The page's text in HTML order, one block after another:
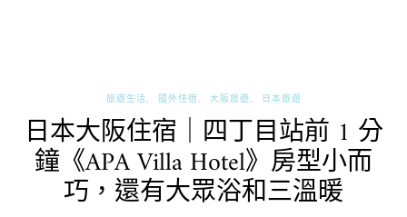
旅遊生活 國外住宿 大阪旅遊 日本旅遊
日本大阪住宿｜四丁目站前 1 分
鐘《APA Villa Hotel》房型小而
巧，還有大眾浴和三溫暖